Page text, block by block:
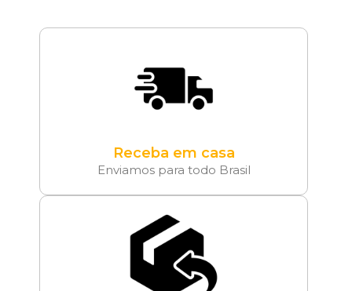
Receba em casa
Enviamos para todo Brasil